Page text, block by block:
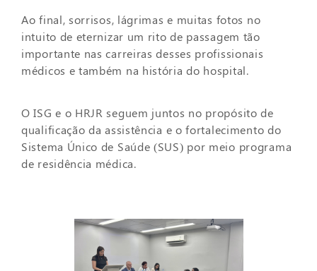
Ao final, sorrisos, lágrimas e muitas fotos no
intuito de eternizar um rito de passagem tão
importante nas carreiras desses profissionais
médicos e também na história do hospital.
O ISG e o HRJR seguem juntos no propósito de
qualificação da assistência e o fortalecimento do
Sistema Único de Saúde (SUS) por meio programa
de residência médica.